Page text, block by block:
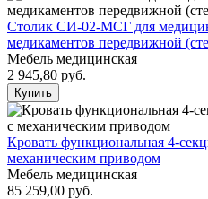
Столик СИ-02-МСГ для
медикаментов передвижной
Мебель медицинская
2 945,80 руб.
Купить
Кровать функциональная 4-
механическим приводом
Мебель медицинская
85 259,00 руб.